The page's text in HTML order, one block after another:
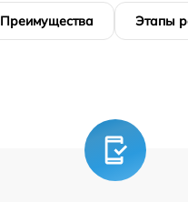
Преимущества Этапы